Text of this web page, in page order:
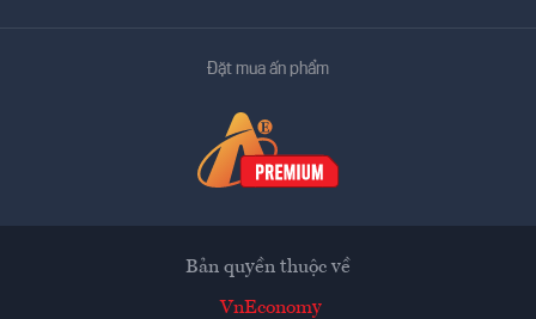
Đặt mua ấn phẩm
Bản quyền thuộc về
VnEconomy